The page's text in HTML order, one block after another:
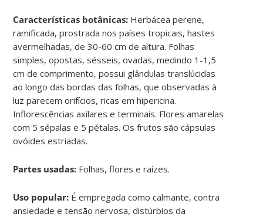
Características botânicas: Herbácea perene,
ramificada, prostrada nos países tropicais, hastes
avermelhadas, de 30-60 cm de altura. Folhas
simples, opostas, sésseis, ovadas, medindo 1-1,5
cm de comprimento, possui glândulas translúcidas
ao longo das bordas das folhas, que observadas à
luz parecem orifícios, ricas em hipericina.
Inflorescências axilares e terminais. Flores amarelas
com 5 sépalas e 5 pétalas. Os frutos são cápsulas
ovóides estriadas.
Partes usadas: Folhas, flores e raízes.
Uso popular: É empregada como calmante, contra
ansiedade e tensão nervosa, distúrbios da